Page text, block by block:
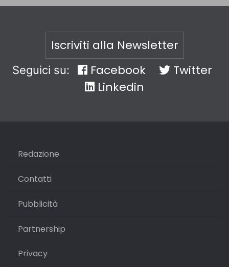
Iscriviti alla Newsletter
Seguici su: Facebook
Twitter
Linkedin
Redazione
Contatti
Pubblicità
Partnership
Privacy